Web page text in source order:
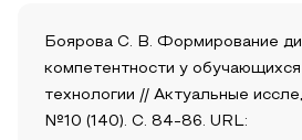
Боярова С. В. Формирование
компетентности у обучающихся
технологии // Актуальные
№10 (140). С. 84-86. URL: